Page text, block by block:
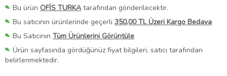
Bu ürün OFİS TURKAtarafından gönderilecektir.
Bu satıcının ürünlerinde geçerli 350,00 TL Üzeri Kargo Bedava
Bu Satıcının Tüm Ürünlerini Görüntüle
Ürün sayfasında gördüğünüz fiyat bilgileri, satıcı tarafından
belirlenmektedir.